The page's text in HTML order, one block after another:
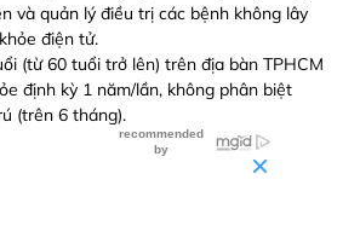
và quản lý điều trị các bệnh không lây
điện tử.
(từ 60 tuổi trở lên) trên địa bàn TPHCM
định kỳ 1 năm/lần, không phân biệt
(trên 6 tháng).